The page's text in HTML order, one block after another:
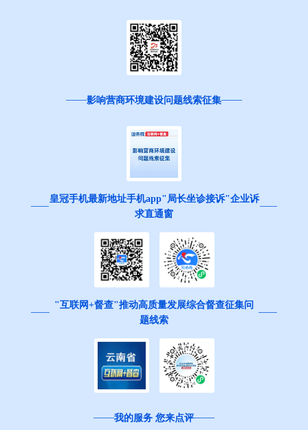
影响营商环境建设问题线索征集
皇冠手机最新地址手机app"局长坐诊接诉"企业诉
求直通窗
"互联网+督查"推动高质量发展综合督查征集问
题线索
我的服务 您来点评